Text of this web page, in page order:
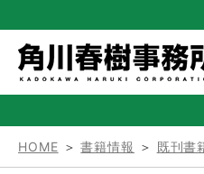
HOME ＞書籍情報 ＞ 既刊書